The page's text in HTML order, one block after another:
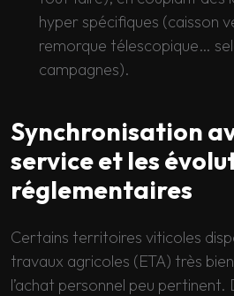
hyper spécifiques (caisson
remorque télescopique…
campagnes).
Synchronisation
service et les
réglementaires
Certains territoires viticoles
travaux agricoles (ETA) très
l’achat personnel peu pertinent.